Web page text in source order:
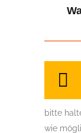
bitte
wie